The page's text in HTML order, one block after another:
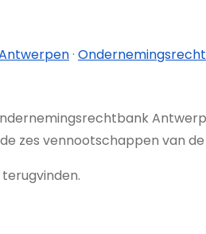
·
zes vennootschappen van
terugvinden.